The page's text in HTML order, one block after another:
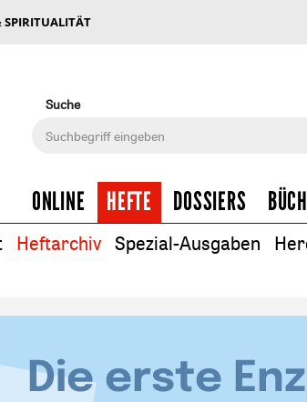
SPIRITUALITÄT
Suche
ONLINE HEFTE DOSSIERS
Heftarchiv Spezial-Ausgaben